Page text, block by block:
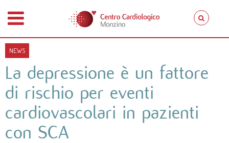
NEWS
La depressione è un fattore
di rischio per eventi
cardiovascolari in pazienti
con SCA